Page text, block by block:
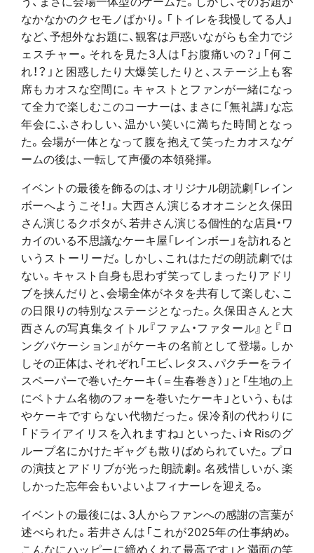
なかなかのクセモノばかり。「トイレを我慢してる人」
など、予想外なお題に、観客は戸惑いながらも全力でジ
ェスチャー。それを見た3人は「お腹痛いの？」「何こ
れ！？」と困惑したり大爆笑したりと、ステージ上も客
席もカオスな空間に。キャストとファンが一緒になっ
て全力で楽しむこのコーナーは、まさに「無礼講」な忘
年会にふさわしい、温かい笑いに満ちた時間となっ
た。会場が一体となって腹を抱えて笑ったカオスなゲ
ームの後は、一転して声優の本領発揮。
イベントの最後を飾るのは、オリジナル朗読劇「レイン
ボーへようこそ！」。大西さん演じるオオニシと久保田
さん演じるクボタが、若井さん演じる個性的な店員・ワ
カイのいる不思議なケーキ屋「レインボー」を訪れると
いうストーリーだ。しかし、これはただの朗読劇では
ない。キャスト自身も思わず笑ってしまったりアドリ
ブを挟んだりと、会場全体がネタを共有して楽しむ、こ
の日限りの特別なステージとなった。久保田さんと大
西さんの写真集タイトル『ファム・ファタール』と『ロ
ングバケーション』がケーキの名前として登場。しか
しその正体は、それぞれ「エビ、レタス、パクチーをライ
スペーパーで巻いたケーキ（＝生春巻き）」と「生地の上
にベトナム名物のフォーを巻いたケーキ」という、もは
やケーキですらない代物だった。保冷剤の代わりに
「ドライアイリスを入れますね」といった、i☆Risのグ
ループ名にかけたギャグも散りばめられていた。プロ
の演技とアドリブが光った朗読劇。名残惜しいが、楽
しかった忘年会もいよいよフィナーレを迎える。
イベントの最後には、3人からファンへの感謝の言葉が
述べられた。若井さんは「これが2025年の仕事納め。
こんなにハッピーに締めくれて最高です」と満面の笑